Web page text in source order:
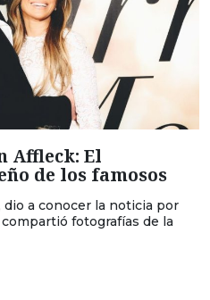
Affleck: El
de los famosos
a conocer la noticia por
fotografías de la